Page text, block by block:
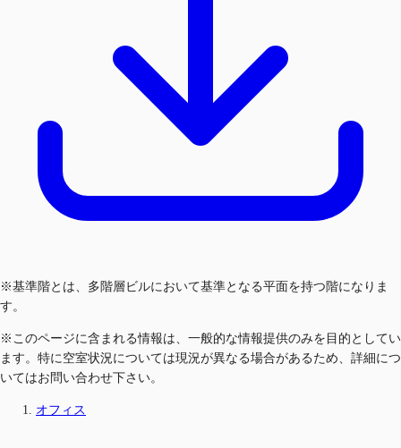
※基準階とは、多階層ビルにおいて基準となる平面を持つ階になりま
す。
※このページに含まれる情報は、一般的な情報提供のみを目的としてい
ます。特に空室状況については現況が異なる場合があるため、詳細につ
いてはお問い合わせ下さい。
オフィス